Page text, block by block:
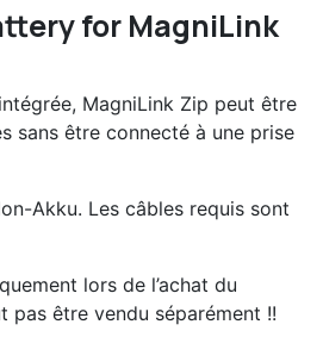
for MagniLink
MagniLink Zip peut être
sans être connecté à une prise
Akku. Les câbles requis sont
lors de l’achat du
pas être vendu séparément !!